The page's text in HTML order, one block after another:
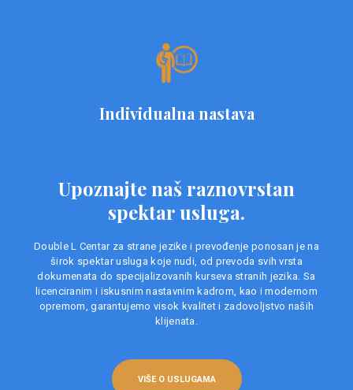
Individualna nastava
Upoznajte naš raznovrstan
spektar usluga.
Double L Centar za strane jezike i prevođenje ponosan je na
širok spektar usluga koje nudi, od prevoda svih vrsta
dokumenata do specijalizovanih kurseva stranih jezika. Sa
licenciranim i iskusnim nastavnim kadrom, kao i modernom
opremom, garantujemo visok kvalitet i zadovoljstvo naših
klijenata.
VIŠE O USLUGAMA